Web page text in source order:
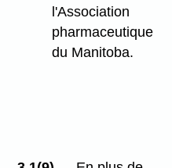
l'Association
pharmaceutique
du Manitoba.